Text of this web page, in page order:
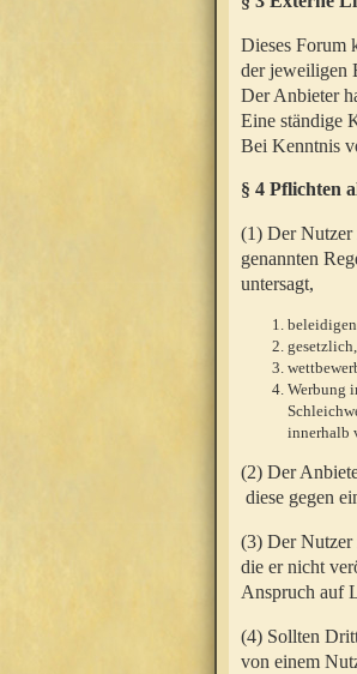
Dieses Forum
der jeweiligen
Der Anbieter
Eine ständige
Bei Kenntnis
§ 4 Pflichten
(1) Der Nutzer
genannten
untersagt,
Werbung
innerhalb
(2) Der
diese gegen
(3) Der Nutzer
die er nicht
Anspruch auf
(4) Sollten
von einem